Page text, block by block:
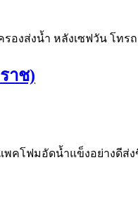
งส่งน้ำ หลังเซฟวัน โทรถ
าช)
พคโฟมอัดน้ำแข็งอย่างดีส่